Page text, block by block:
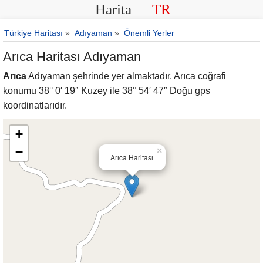
Harita TR
Türkiye Haritası » Adıyaman » Önemli Yerler
Arıca Haritası Adıyaman
ArıcaAdıyaman şehrinde yer almaktadır. Arıca coğrafi
konumu 38° 0′ 19″ Kuzey ile 38° 54′ 47″ Doğu gps
koordinatlarıdır.
Arıca Haritası
×
+
−